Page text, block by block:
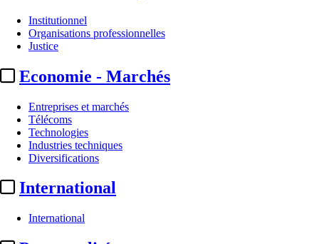
Institutionnel
Organisations professionnelles
Justice
Economie - Marchés
Entreprises et marchés
Télécoms
Technologies
Industries techniques
Diversifications
International
International